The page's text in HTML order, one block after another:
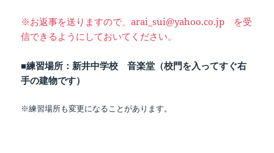
※お返事を送りますので、arai_sui@yahoo.co.jp を受
信できるようにしておいてください。
■練習場所：新井中学校 音楽堂（校門を入ってすぐ右
手の建物です）
※練習場所も変更になることがあります。